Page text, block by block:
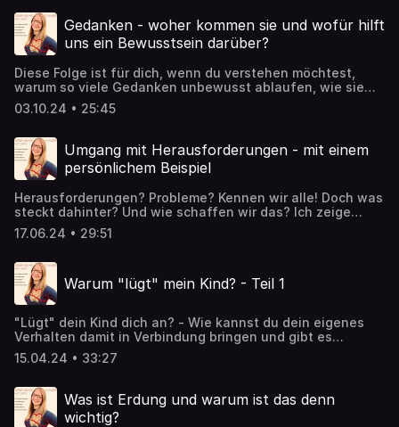
Gedanken - woher kommen sie und wofür hilft
uns ein Bewusstsein darüber?
Diese Folge ist für dich, wenn du verstehen möchtest,
warum so viele Gedanken unbewusst ablaufen, wie sie
deinen Familienalltag beeinflussen und wie wir es
schaffen, uns unserer Gedanken bewusster zu werden.
03.10.24 • 25:45
Umgang mit Herausforderungen - mit einem
persönlichem Beispiel
Herausforderungen? Probleme? Kennen wir alle! Doch was
steckt dahinter? Und wie schaffen wir das? Ich zeige
euch meinen Weg, an einem ganz persönlichen Beispiel.
17.06.24 • 29:51
Warum "lügt" mein Kind? - Teil 1
"Lügt" dein Kind dich an? - Wie kannst du dein eigenes
Verhalten damit in Verbindung bringen und gibt es
überhaupt die EINE Wahrheit?
15.04.24 • 33:27
Was ist Erdung und warum ist das denn
wichtig?